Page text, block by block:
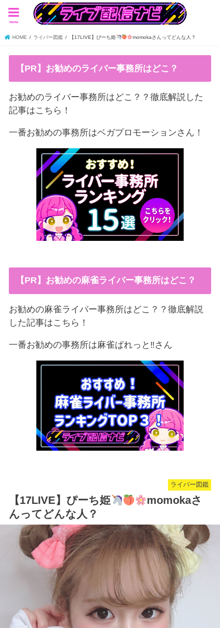
menu
HOME ライバー図鑑 【17LIVE】ぴーち姫 momokaさんってどんな人？
【PR】お勧めのライバー事務所はどこ？
お勧めのライバー事務所はどこ？？徹底解説した
記事はこちら！
一番お勧めの事務所はベガプロモーションさん！
【PR】お勧めの麻雀ライバー事務所はどこ？
お勧めの麻雀ライバー事務所はどこ？？徹底解説
した記事はこちら！
一番お勧めの事務所は麻雀ぱれっと‼︎さん
ライバー図鑑
【17LIVE】ぴーち姫
momokaさ
んってどんな人？